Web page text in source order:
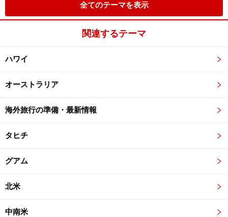
全てのテーマを表示
関連するテーマ
ハワイ
オーストラリア
海外旅行の準備・最新情報
タヒチ
グアム
北米
中南米